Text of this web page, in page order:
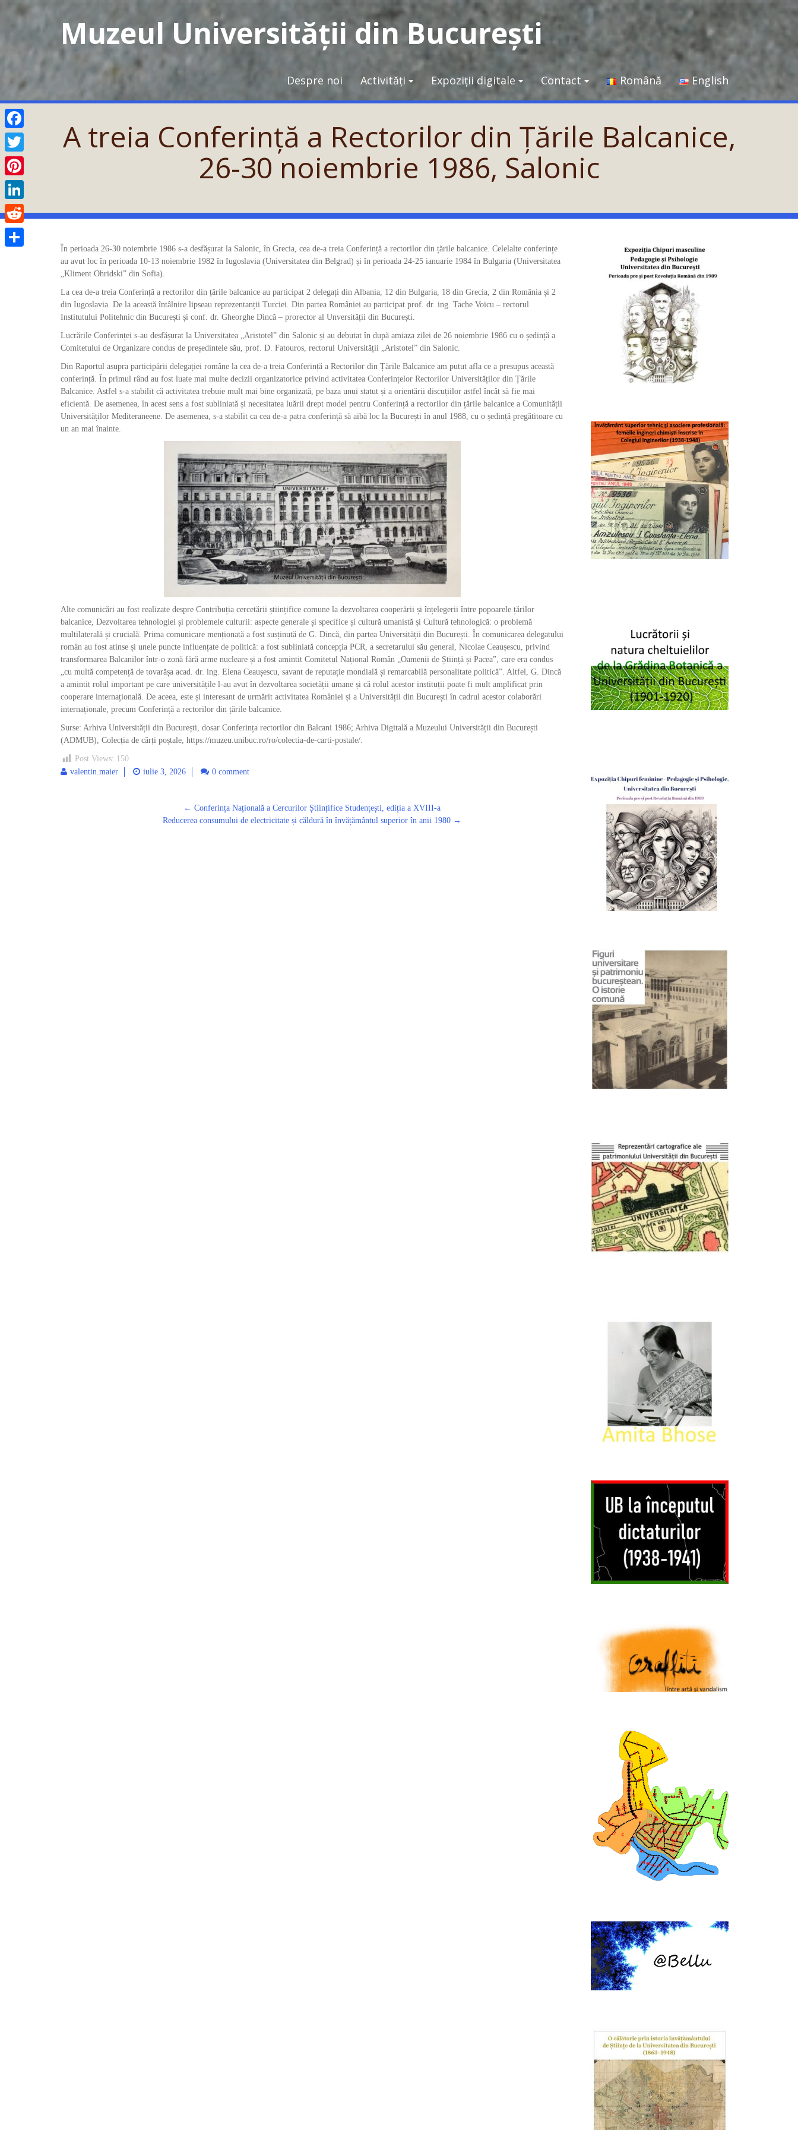
Muzeul Universității din București
Despre noi Activități Expoziții digitale Contact Română English
A treia Conferință a Rectorilor din Țările Balcanice,
26-30 noiembrie 1986, Salonic
În perioada 26-30 noiembrie 1986 s-a desfășurat la Salonic, în Grecia, cea de-a treia Conferință a rectorilor din țările balcanice. Celelalte conferințe
au avut loc în perioada 10-13 noiembrie 1982 în Iugoslavia (Universitatea din Belgrad) și în perioada 24-25 ianuarie 1984 în Bulgaria (Universitatea
„Kliment Ohridski” din Sofia).
La cea de-a treia Conferință a rectorilor din țările balcanice au participat 2 delegați din Albania, 12 din Bulgaria, 18 din Grecia, 2 din România și 2
din Iugoslavia. De la această întâlnire lipseau reprezentanții Turciei. Din partea României au participat prof. dr. ing. Tache Voicu – rectorul
Institutului Politehnic din București și conf. dr. Gheorghe Dincă – prorector al Unversității din București.
Lucrările Conferinței s-au desfășurat la Universitatea „Aristotel” din Salonic și au debutat în după amiaza zilei de 26 noiembrie 1986 cu o ședință a
Comitetului de Organizare condus de președintele său, prof. D. Fatouros, rectorul Universității „Aristotel” din Salonic.
Din Raportul asupra participării delegației române la cea de-a treia Conferință a Rectorilor din Țările Balcanice am putut afla ce a presupus această
conferință. În primul rând au fost luate mai multe decizii organizatorice privind activitatea Conferințelor Rectorilor Universităților din Țările
Balcanice. Astfel s-a stabilit că activitatea trebuie mult mai bine organizată, pe baza unui statut și a orientării discuțiilor astfel încât să fie mai
eficientă. De asemenea, în acest sens a fost subliniată și necesitatea luării drept model pentru Conferință a rectorilor din țările balcanice a Comunității
Universităților Mediteraneene. De asemenea, s-a stabilit ca cea de-a patra conferință să aibă loc la București în anul 1988, cu o ședință pregătitoare cu
un an mai înainte.
Alte comunicări au fost realizate despre Contribuția cercetării științifice comune la dezvoltarea cooperării și înțelegerii între popoarele țărilor
balcanice, Dezvoltarea tehnologiei și problemele culturii: aspecte generale și specifice și cultură umanistă și Cultură tehnologică: o problemă
multilaterală și crucială. Prima comunicare menționată a fost susținută de G. Dincă, din partea Universității din București. În comunicarea delegatului
român au fost atinse și unele puncte influențate de politică: a fost subliniată concepția PCR, a secretarului său general, Nicolae Ceaușescu, privind
transformarea Balcanilor într-o zonă fără arme nucleare și a fost amintit Comitetul Național Român „Oamenii de Știință și Pacea”, care era condus
„cu multă competență de tovarășa acad. dr. ing. Elena Ceaușescu, savant de reputație mondială și remarcabilă personalitate politică”. Altfel, G. Dincă
a amintit rolul important pe care universitățile l-au avut în dezvoltarea societății umane și că rolul acestor instituții poate fi mult amplificat prin
cooperare internațională. De aceea, este și interesant de urmărit activitatea României și a Universității din București în cadrul acestor colaborări
internaționale, precum Conferință a rectorilor din țările balcanice.
Surse: Arhiva Universității din București, dosar Conferința rectorilor din Balcani 1986; Arhiva Digitală a Muzeului Universității din București
(ADMUB), Colecția de cărți poștale, https://muzeu.unibuc.ro/ro/colectia-de-carti-postale/.
Post Views: 150
valentin.maier
iulie 3, 2026 0 comment
← Conferința Națională a Cercurilor Științifice Studențești, ediția a XVIII-a
Reducerea consumului de electricitate și căldură în învățământul superior în anii 1980 →
Facebook
Twitter
Pinterest
LinkedIn
Reddit